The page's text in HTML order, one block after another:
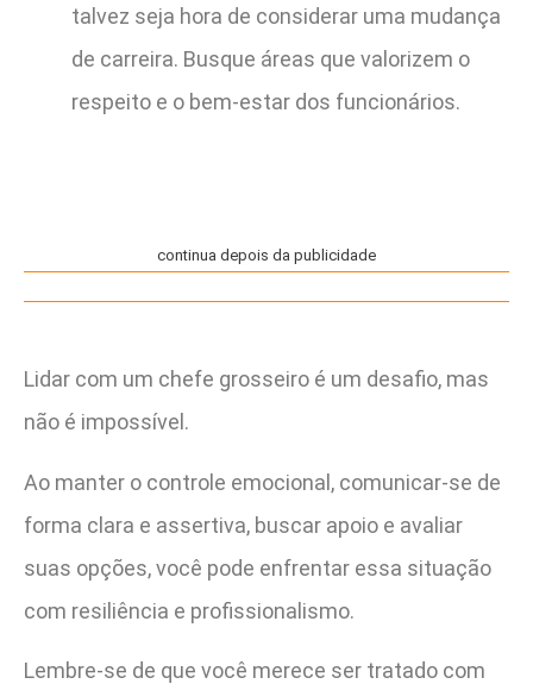
talvez seja hora de considerar uma mudança
de carreira. Busque áreas que valorizem o
respeito e o bem-estar dos funcionários.
continua depois da publicidade
Lidar com um chefe grosseiro é um desafio, mas
não é impossível.
Ao manter o controle emocional, comunicar-se de
forma clara e assertiva, buscar apoio e avaliar
suas opções, você pode enfrentar essa situação
com resiliência e profissionalismo.
Lembre-se de que você merece ser tratado com